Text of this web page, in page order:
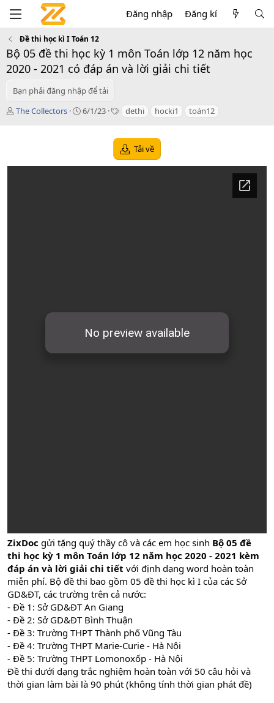
Đăng nhập Đăng kí
Đề thi học kì I Toán 12
Bộ 05 đề thi học kỳ 1 môn Toán lớp 12 năm học
2020 - 2021 có đáp án và lời giải chi tiết
Bạn phải đăng nhập để tải
T
ả
The Collectors
C
i
6/1/23
T
s
dethi hocki1 toán12
Tải về
ZixDoc gửi tặng quý thầy cô và các em học sinh Bộ 05 đề
thi học kỳ 1 môn Toán lớp 12 năm học 2020 - 2021 kèm
đáp án và lời giải chi tiết với định dạng word hoàn toàn
miễn phí. Bộ đề thi bao gồm 05 đề thi học kì I của các Sở
GD&ĐT, các trường trên cả nước:
- Đề 1: Sở GD&ĐT An Giang
- Đề 2: Sở GD&ĐT Bình Thuận
- Đề 3: Trường THPT Thành phố Vũng Tàu
- Đề 4: Trường THPT Marie-Curie - Hà Nội
- Đề 5: Trường THPT Lomonoxốp - Hà Nội
Đề thi dưới dạng trắc nghiệm hoàn toàn với 50 câu hỏi và
thời gian làm bài là 90 phút (không tính thời gian phát đề)